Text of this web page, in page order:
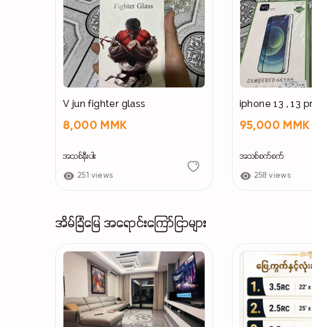
V jun fighter glass
8,000 MMK
အသစ်နီးပါး
251 views
95,000 MMK
အသစ်စက်စက်
258 views
အိမ်ခြံမြေ အရောင်းကြော်ငြာများ